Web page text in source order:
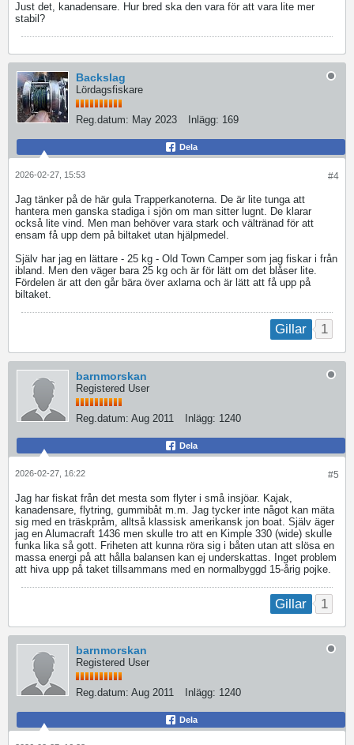
Just det, kanadensare. Hur bred ska den vara för att vara lite mer
stabil?
Backslag
Lördagsfiskare
Reg.datum: May 2023 Inlägg: 169
Dela
#4
2026-02-27, 15:53
Jag tänker på de här gula Trapperkanoterna. De är lite tunga att
hantera men ganska stadiga i sjön om man sitter lugnt. De klarar
också lite vind. Men man behöver vara stark och vältränad för att
ensam få upp dem på biltaket utan hjälpmedel.
Själv har jag en lättare - 25 kg - Old Town Camper som jag fiskar i från
ibland. Men den väger bara 25 kg och är för lätt om det blåser lite.
Fördelen är att den går bära över axlarna och är lätt att få upp på
biltaket.
Gillar 1
barnmorskan
Registered User
Reg.datum: Aug 2011 Inlägg: 1240
Dela
#5
2026-02-27, 16:22
Jag har fiskat från det mesta som flyter i små insjöar. Kajak,
kanadensare, flytring, gummibåt m.m. Jag tycker inte något kan mäta
sig med en träskpråm, alltså klassisk amerikansk jon boat. Själv äger
jag en Alumacraft 1436 men skulle tro att en Kimple 330 (wide) skulle
funka lika så gott. Friheten att kunna röra sig i båten utan att slösa en
massa energi på att hålla balansen kan ej underskattas. Inget problem
att hiva upp på taket tillsammans med en normalbyggd 15-årig pojke.
Gillar 1
barnmorskan
Registered User
Reg.datum: Aug 2011 Inlägg: 1240
Dela